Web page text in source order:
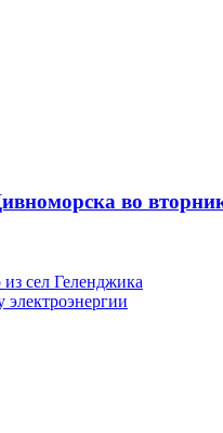
во
из сел Геленджика
электроэнергии